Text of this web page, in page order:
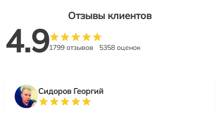
Отзывы клиентов
4.91799 отзывов 5358 оценок
Сидоров Георгий